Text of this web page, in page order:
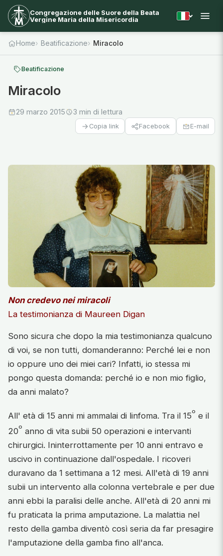
Congregazione delle Suore della Beata
Vergine Maria della Misericordia
Home Beatificazione Miracolo
Beatificazione
Miracolo
29 marzo 2015 3 min di lettura
Copia link Facebook E-mail
Non credevo nei miracoli
La testimonianza di Maureen Digan
Sono sicura che dopo la mia testimonianza qualcuno
di voi, se non tutti, domanderanno: Perché lei e non
io oppure uno dei miei cari? Infatti, io stessa mi
pongo questa domanda: perché io e non mio figlio,
da anni malato?
All' età di 15 anni mi ammalai di linfoma. Tra il 15º e il
20º anno di vita subii 50 operazioni e intervanti
chirurgici. Ininterrottamente per 10 anni entravo e
uscivo in continuazione dall'ospedale. I ricoveri
duravano da 1 settimana a 12 mesi. All'età di 19 anni
subii un intervento alla colonna vertebrale e per due
anni ebbi la paralisi delle anche. All'età di 20 anni mi
fu praticata la prima amputazione. La malattia nel
resto della gamba diventò così seria da far presagire
l'amputazione della gamba fino all'anca.